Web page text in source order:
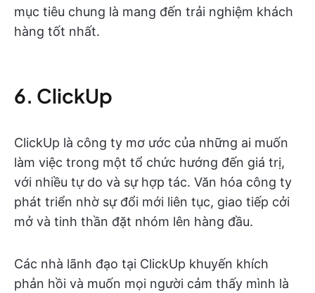
mục tiêu chung là mang đến trải nghiệm khách
hàng tốt nhất.
6. ClickUp
ClickUp là công ty mơ ước của những ai muốn
làm việc trong một tổ chức hướng đến giá trị,
với nhiều tự do và sự hợp tác. Văn hóa công ty
phát triển nhờ sự đổi mới liên tục, giao tiếp cởi
mở và tinh thần đặt nhóm lên hàng đầu.
Các nhà lãnh đạo tại ClickUp khuyến khích
phản hồi và muốn mọi người cảm thấy mình là